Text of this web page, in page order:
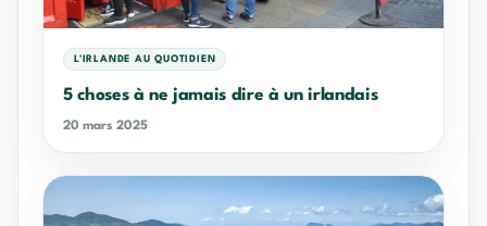
L'IRLANDE AU QUOTIDIEN
5 choses à ne jamais dire à un irlandais
20 mars 2025